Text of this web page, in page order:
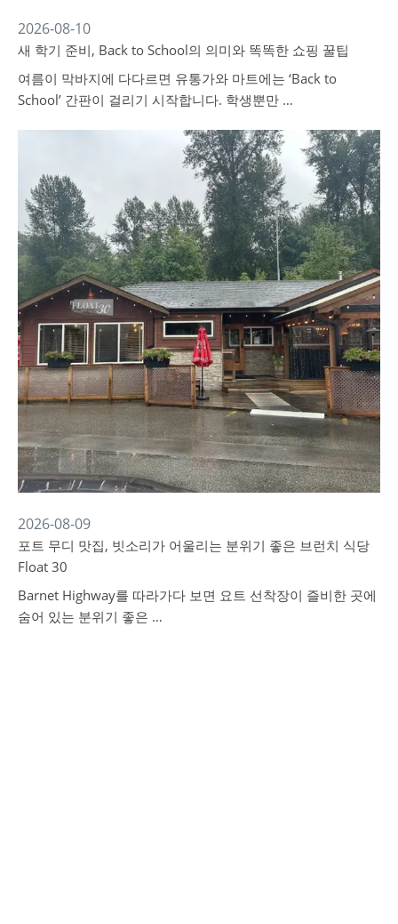
2026-08-10
새 학기 준비, Back to School의 의미와 똑똑한 쇼핑 꿀팁
여름이 막바지에 다다르면 유통가와 마트에는 ‘Back to
School’ 간판이 걸리기 시작합니다. 학생뿐만 …
2026-08-09
포트 무디 맛집, 빗소리가 어울리는 분위기 좋은 브런치 식당
Float 30
Barnet Highway를 따라가다 보면 요트 선착장이 즐비한 곳에
숨어 있는 분위기 좋은 …